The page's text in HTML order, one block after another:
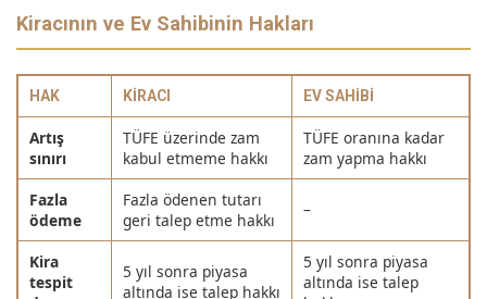
Kiracının ve Ev Sahibinin Hakları
HAK KIRACI EV SAHIBI
Artış
sınırı
TÜFE üzerinde zam
kabul etmeme hakkı
TÜFE oranına kadar
zam yapma hakkı
Fazla
ödeme
Fazla ödenen tutarı
geri talep etme hakkı
–
Kira
tespit
5 yıl sonra piyasa
altında ise talep hakkı
5 yıl sonra piyasa
altında ise talep